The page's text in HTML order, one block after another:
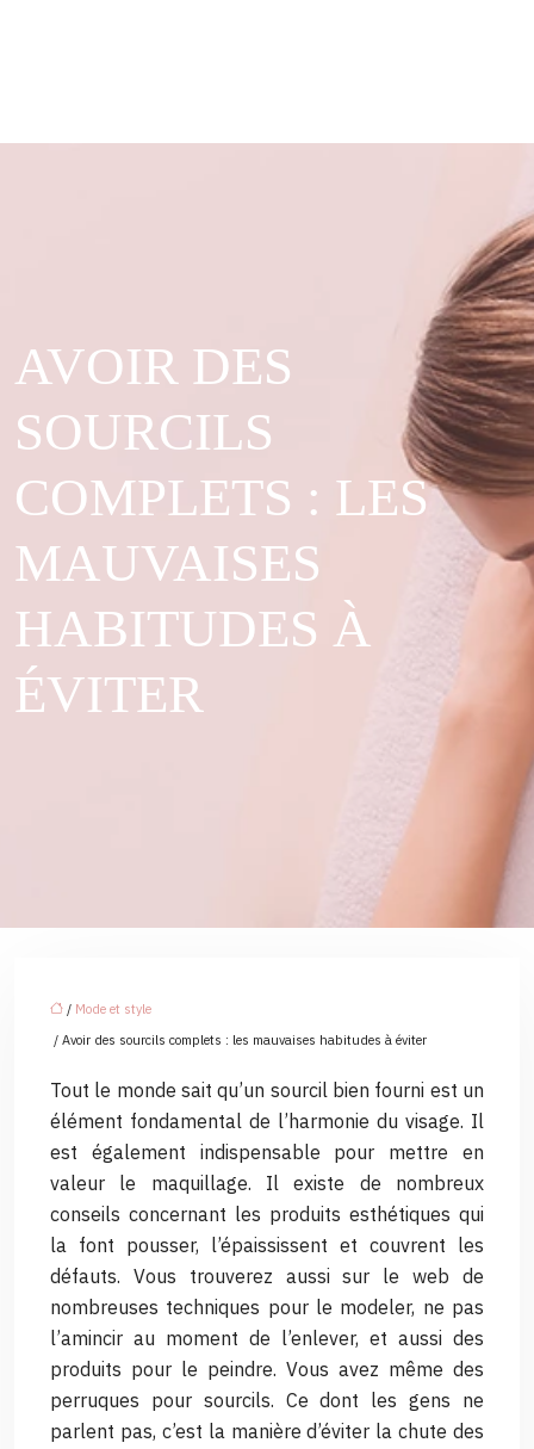
AVOIR DES
SOURCILS
COMPLETS : LES
MAUVAISES
HABITUDES À
ÉVITER
/ Mode et style
/ Avoir des sourcils complets : les mauvaises habitudes à éviter
Tout le monde sait qu’un sourcil bien fourni est un
élément fondamental de l’harmonie du visage. Il
est également indispensable pour mettre en
valeur le maquillage. Il existe de nombreux
conseils concernant les produits esthétiques qui
la font pousser, l’épaississent et couvrent les
défauts. Vous trouverez aussi sur le web de
nombreuses techniques pour le modeler, ne pas
l’amincir au moment de l’enlever, et aussi des
produits pour le peindre. Vous avez même des
perruques pour sourcils. Ce dont les gens ne
parlent pas, c’est la manière d’éviter la chute des